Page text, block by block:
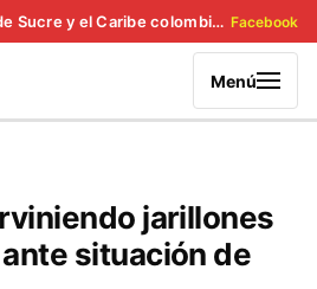
Marcha Digital · Noticias de Sucre y el Caribe colombiano Facebook
Menú
jarillones
situación de